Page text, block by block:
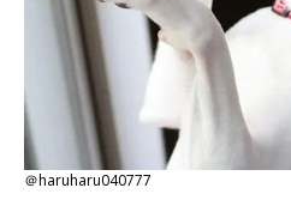
＠haruharu040777